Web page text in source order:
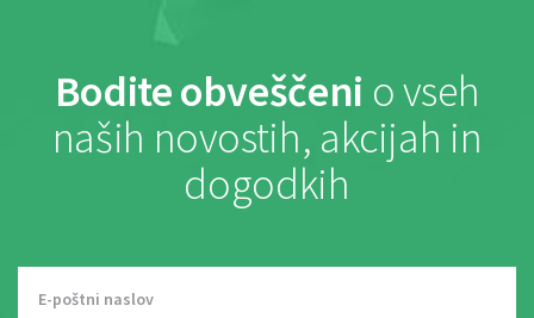
Bodite obveščeni o vseh
naših novostih, akcijah in
dogodkih